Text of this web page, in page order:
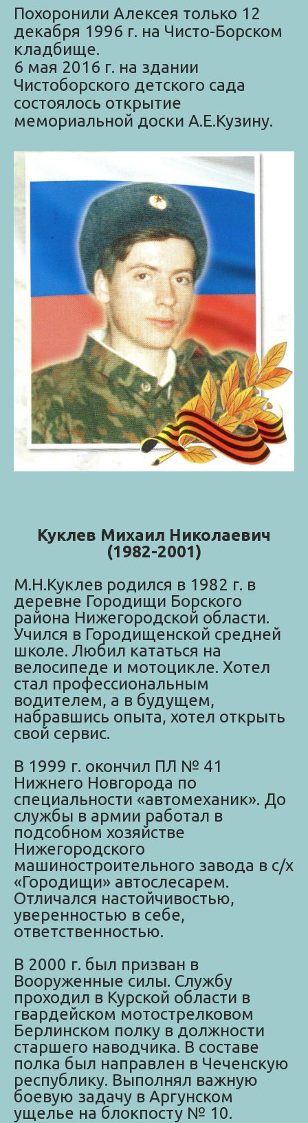
Похоронили Алексея только 12
декабря 1996 г. на Чисто-Борском
кладбище.
6 мая 2016 г. на здании
Чистоборского детского сада
состоялось открытие
мемориальной доски А.Е.Кузину.
Куклев Михаил Николаевич
(1982-2001)
М.Н.Куклев родился в 1982 г. в
деревне Городищи Борского
района Нижегородской области.
Учился в Городищенской средней
школе. Любил кататься на
велосипеде и мотоцикле. Хотел
стал профессиональным
водителем, а в будущем,
набравшись опыта, хотел открыть
свой сервис.
В 1999 г. окончил ПЛ № 41
Нижнего Новгорода по
специальности «автомеханик». До
службы в армии работал в
подсобном хозяйстве
Нижегородского
машиностроительного завода в с/х
«Городищи» автослесарем.
Отличался настойчивостью,
уверенностью в себе,
ответственностью.
В 2000 г. был призван в
Вооруженные силы. Службу
проходил в Курской области в
гвардейском мотострелковом
Берлинском полку в должности
старшего наводчика. В составе
полка был направлен в Чеченскую
республику. Выполнял важную
боевую задачу в Аргунском
ущелье на блокпосту № 10.